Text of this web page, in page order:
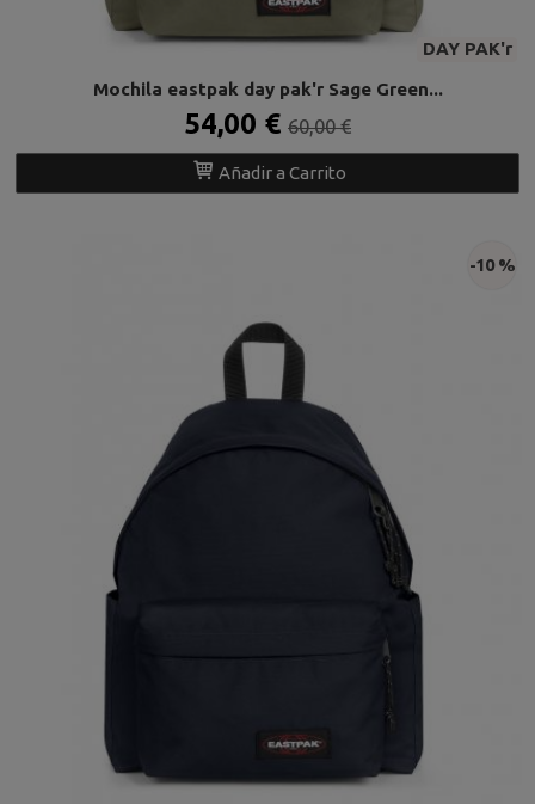
DAY PAK'r
Mochila eastpak day pak'r Sage Green...
54,00 € 60,00 €
Añadir a Carrito
-10 %